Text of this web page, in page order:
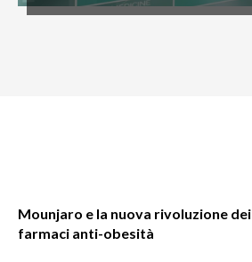
Mounjaro e la nuova rivoluzione dei
farmaci anti-obesità